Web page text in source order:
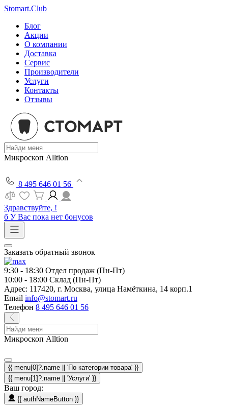
Stomart.Club
Блог
Акции
О компании
Доставка
Сервис
Производители
Услуги
Контакты
Отзывы
Микроскоп Alltion
8 495 646 01 56
Здравствуйте, !
б У Вас пока нет бонусов
Заказать обратный звонок
9:30 - 18:30 Отдел продаж (Пн-Пт)
10:00 - 18:00 Склад (Пн-Пт)
Адрес: 117420, г. Москва, улица Намёткина, 14 корп.1
Email info@stomart.ru
Телефон 8 495 646 01 56
Микроскоп Alltion
{{ menu[0]?.name || 'По категории товара' }}
{{ menu[1]?.name || 'Услуги' }}
Ваш город:
{{ authNameButton }}